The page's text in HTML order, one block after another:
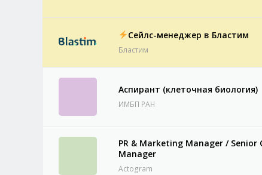
Сейлс-менеджер в Бластим
Бластим
Аспирант (клеточная биология)
ИМБП РАН
PR & Marketing Manager /
Manager
Actogram